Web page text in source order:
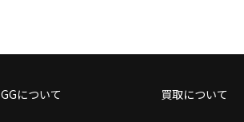
GGについて 買取について